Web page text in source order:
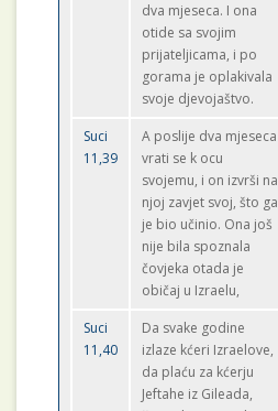
dva mjeseca. I ona
otide sa svojim
prijateljicama, i po
gorama je oplakivala
svoje djevojaštvo.
Suci
11,39
A poslije dva mjeseca
vrati se k ocu
svojemu, i on izvrši na
njoj zavjet svoj, što ga
je bio učinio. Ona još
nije bila spoznala
čovjeka otada je
običaj u Izraelu,
Suci
11,40
Da svake godine
izlaze kćeri Izraelove,
da plaću za kćerju
Jeftahe iz Gileada,